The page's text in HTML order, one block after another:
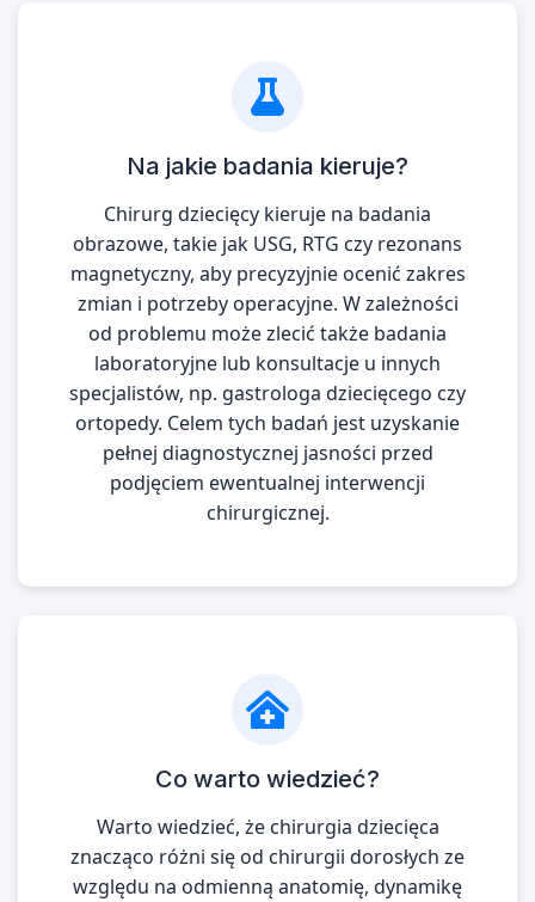
Na jakie badania kieruje?
Chirurg dziecięcy kieruje na badania
obrazowe, takie jak USG, RTG czy rezonans
magnetyczny, aby precyzyjnie ocenić zakres
zmian i potrzeby operacyjne. W zależności
od problemu może zlecić także badania
laboratoryjne lub konsultacje u innych
specjalistów, np. gastrologa dziecięcego czy
ortopedy. Celem tych badań jest uzyskanie
pełnej diagnostycznej jasności przed
podjęciem ewentualnej interwencji
chirurgicznej.
Co warto wiedzieć?
Warto wiedzieć, że chirurgia dziecięca
znacząco różni się od chirurgii dorosłych ze
względu na odmienną anatomię, dynamikę